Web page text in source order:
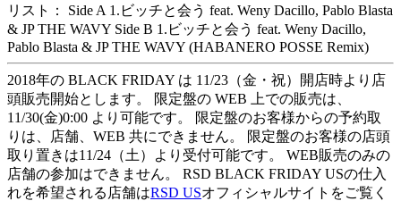
リスト： Side A 1.ビッチと会う feat. Weny Dacillo, Pablo Blasta
& JP THE WAVY Side B 1.ビッチと会う feat. Weny Dacillo,
Pablo Blasta & JP THE WAVY (HABANERO POSSE Remix)
2018年の BLACK FRIDAY は 11/23（金・祝）開店時より店
頭販売開始とします。 限定盤の WEB 上での販売は、
11/30(金)0:00 より可能です。 限定盤のお客様からの予約取
りは、店舗、WEB 共にできません。 限定盤のお客様の店頭
取り置きは11/24（土）より受付可能です。 WEB販売のみの
店舗の参加はできません。 RSD BLACK FRIDAY USの仕入
れを希望される店舗はRSD USオフィシャルサイトをご覧く